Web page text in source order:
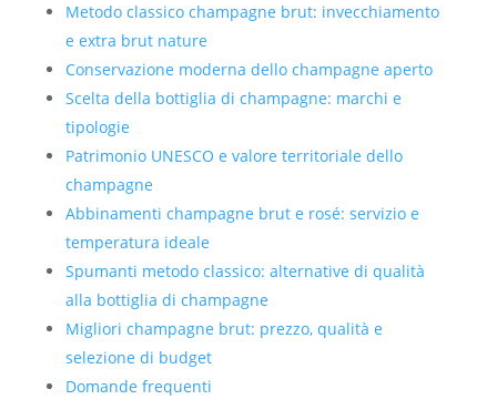
Metodo classico champagne brut: invecchiamento
e extra brut nature
Conservazione moderna dello champagne aperto
Scelta della bottiglia di champagne: marchi e
tipologie
Patrimonio UNESCO e valore territoriale dello
champagne
Abbinamenti champagne brut e rosé: servizio e
temperatura ideale
Spumanti metodo classico: alternative di qualità
alla bottiglia di champagne
Migliori champagne brut: prezzo, qualità e
selezione di budget
Domande frequenti